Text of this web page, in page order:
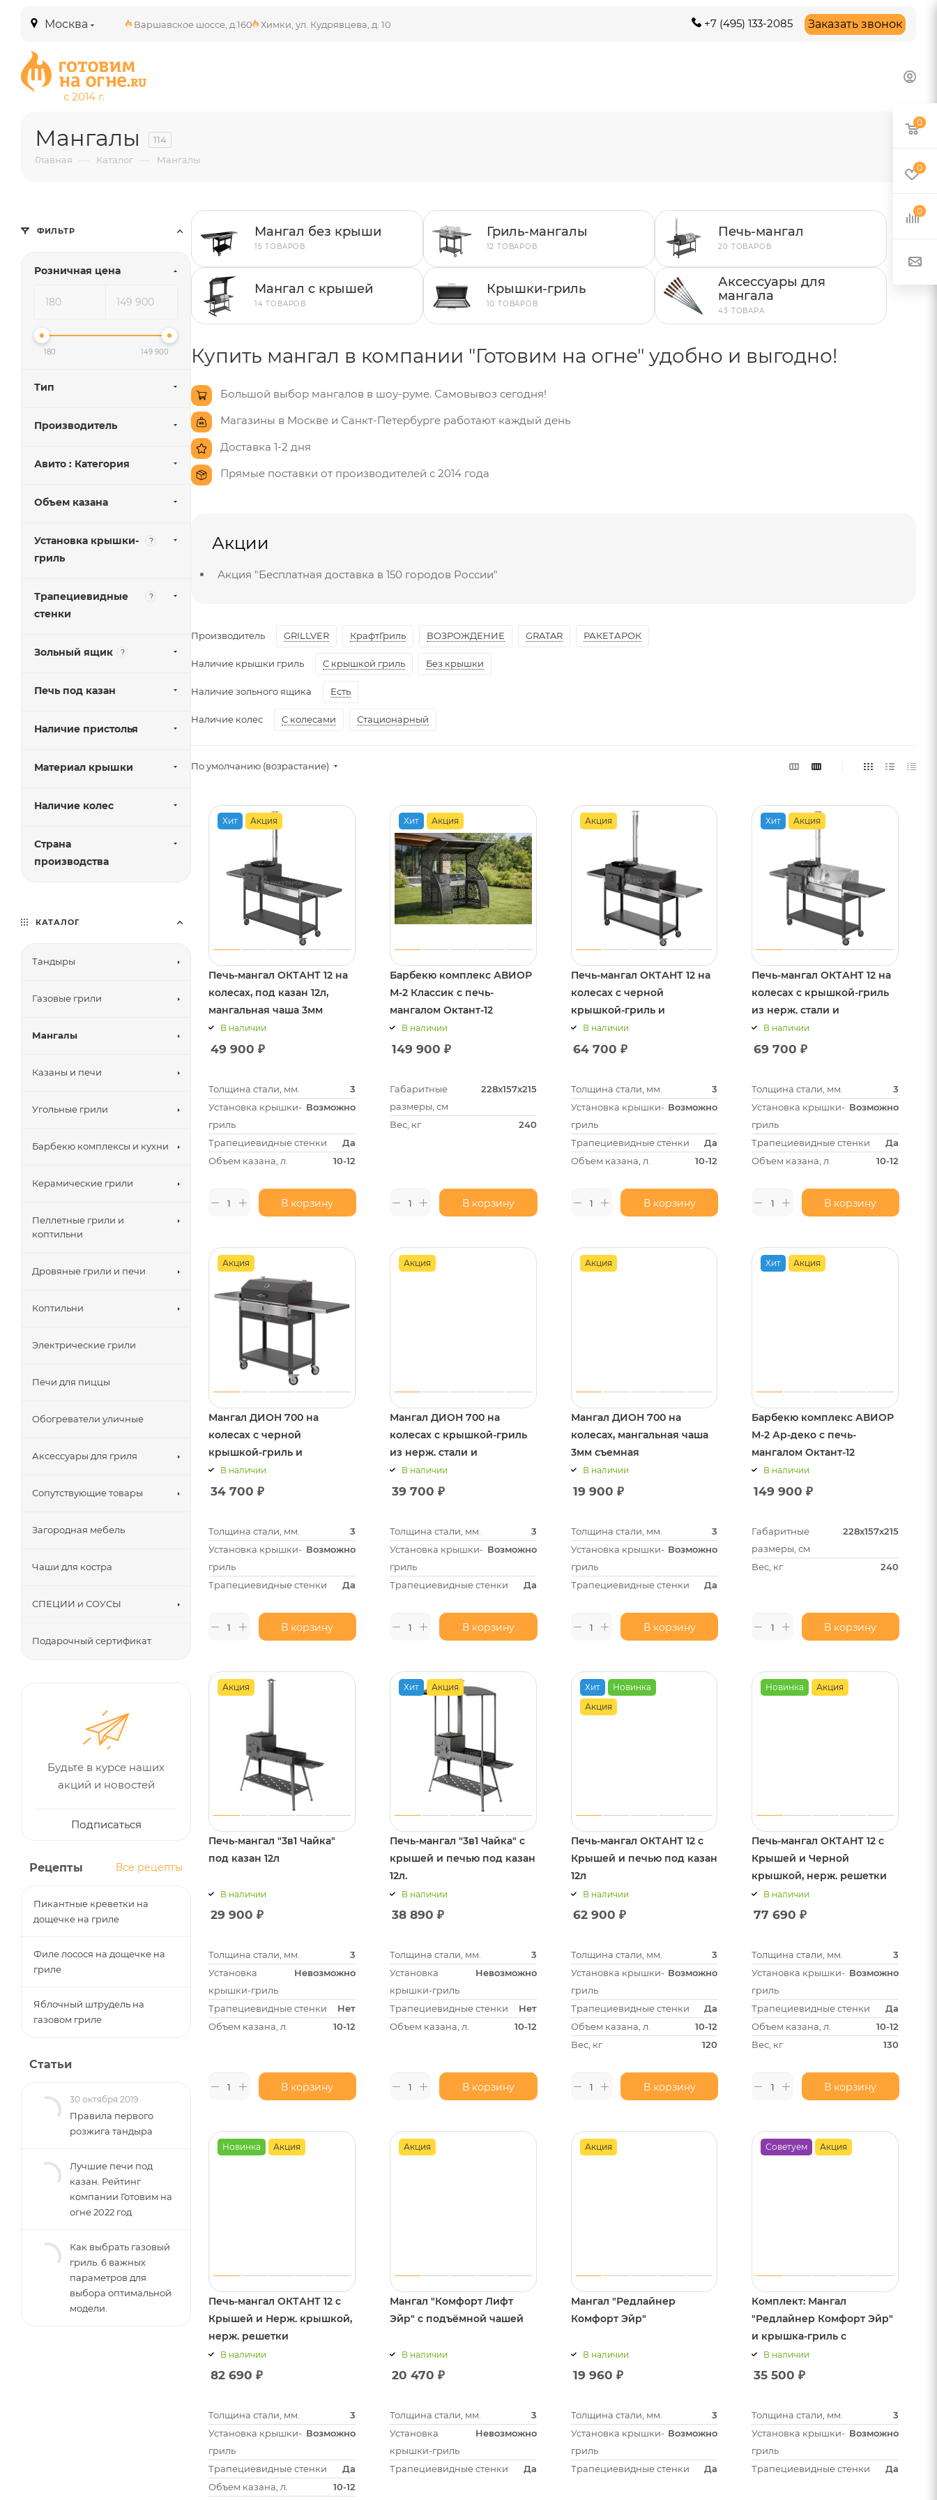
Москва Варшавское шоссе, д.160 Химки, ул. Кудрявцева, д. 10 +7 (495) 133-2085 Заказать звонок
Мангалы
114
Главная
— Каталог — Мангалы
Мангал без крыши
15 ТОВАРОВ
Гриль-мангалы
12 ТОВАРОВ
Печь-мангал
20 ТОВАРОВ
Мангал с крышей
14 ТОВАРОВ
Крышки-гриль
10 ТОВАРОВ
Аксессуары для
мангала
43 ТОВАРА
Купить мангал в компании "Готовим на огне" удобно и выгодно!
Большой выбор мангалов в шоу-руме. Самовывоз сегодня!
Магазины в Москве и Санкт-Петербурге работают каждый день
Доставка 1-2 дня
Прямые поставки от производителей с 2014 года
Акции
Акция "Бесплатная доставка в 150 городов России"
Производитель GRILLVER КрафтГриль ВОЗРОЖДЕНИЕ GRATAR РАКЕТАРОК
Наличие крышки гриль С крышкой гриль Без крышки
Наличие зольного ящика Есть
Наличие колес С колесами Стационарный
По умолчанию (возрастание)
Хит Акция
Печь-мангал ОКТАНТ 12 на
колесах, под казан 12л,
мангальная чаша 3мм
съемная
В наличии
49 900 ₽
Толщина стали, мм.
3
Установка крышки-
гриль
Возможно
Трапециевидные стенки
Да
Объем казана, л.
10-12
В корзину
Хит Акция
Барбекю комплекс АВИОР
М-2 Классик с печь-
мангалом Октант-12
В наличии
149 900 ₽
Габаритные
размеры, см
228х157х215
Вес, кг 240
В корзину
Акция
Печь-мангал ОКТАНТ 12 на
колесах с черной
крышкой-гриль и
решетками из нерж. стали
В наличии
64 700 ₽
Толщина стали, мм.
3
Установка крышки-
гриль
Возможно
Трапециевидные стенки
Да
Объем казана, л.
10-12
В корзину
Хит Акция
Печь-мангал ОКТАНТ 12 на
колесах с крышкой-гриль
из нерж. стали и
решетками
В наличии
69 700 ₽
Толщина стали, мм.
3
Установка крышки-
гриль
Возможно
Трапециевидные стенки
Да
Объем казана, л.
10-12
В корзину
Акция
Мангал ДИОН 700 на
колесах с черной
крышкой-гриль и
решетками из нерж. стали
В наличии
34 700 ₽
Толщина стали, мм.
3
Установка крышки-
гриль
Возможно
Трапециевидные стенки Да
В корзину
Акция
Мангал ДИОН 700 на
колесах с крышкой-гриль
из нерж. стали и
решетками
В наличии
39 700 ₽
Толщина стали, мм.
3
Установка крышки-
гриль
Возможно
Трапециевидные стенки Да
В корзину
Акция
Мангал ДИОН 700 на
колесах, мангальная чаша
3мм съемная
В наличии
19 900 ₽
Толщина стали, мм.
3
Установка крышки-
гриль
Возможно
Трапециевидные стенки Да
В корзину
Хит Акция
Барбекю комплекс АВИОР
М-2 Ар-деко с печь-
мангалом Октант-12
В наличии
149 900 ₽
Габаритные
размеры, см
228х157х215
Вес, кг 240
В корзину
Акция
Печь-мангал "3в1 Чайка"
под казан 12л
В наличии
29 900 ₽
Толщина стали, мм.
3
Установка
крышки-гриль
Невозможно
Трапециевидные стенки
Нет
Объем казана, л.
10-12
В корзину
Хит Акция
Печь-мангал "3в1 Чайка" с
крышей и печью под казан
12л.
В наличии
38 890 ₽
Толщина стали, мм.
3
Установка
крышки-гриль
Невозможно
Трапециевидные стенки
Нет
Объем казана, л.
10-12
В корзину
Хит
Новинка
Акция
Печь-мангал ОКТАНТ 12 с
Крышей и печью под казан
12л
В наличии
62 900 ₽
Толщина стали, мм.
3
Установка крышки-
гриль
Возможно
Трапециевидные стенки
Да
Объем казана, л.
10-12
Вес, кг
120
В корзину
Новинка Акция
Печь-мангал ОКТАНТ 12 с
Крышей и Черной
крышкой, нерж. решетки
В наличии
77 690 ₽
Толщина стали, мм.
3
Установка крышки-
гриль
Возможно
Трапециевидные стенки
Да
Объем казана, л.
10-12
Вес, кг
130
В корзину
Новинка Акция
Печь-мангал ОКТАНТ 12 с
Крышей и Нерж. крышкой,
нерж. решетки
В наличии
82 690 ₽
Толщина стали, мм.
3
Установка крышки-
гриль
Возможно
Трапециевидные стенки
Да
Объем казана, л.
10-12
Акция
Мангал "Комфорт Лифт
Эйр" с подъёмной чашей
В наличии
20 470 ₽
Толщина стали, мм.
3
Установка
крышки-гриль
Невозможно
Трапециевидные стенки Да
Акция
Мангал "Редлайнер
Комфорт Эйр"
В наличии
19 960 ₽
Толщина стали, мм.
3
Установка крышки-
гриль
Возможно
Трапециевидные стенки Да
Советуем Акция
Комплект: Мангал
"Редлайнер Комфорт Эйр"
и крышка-гриль с
решеткой барбекю
В наличии
35 500 ₽
Толщина стали, мм.
3
Установка крышки-
гриль
Возможно
Трапециевидные стенки Да
ФИЛЬТР
Розничная цена
180 149 900
Тип
Производитель
Авито : Категория
Объем казана
Установка крышки-
гриль
?
Трапециевидные
стенки
?
Зольный ящик ?
Печь под казан
Наличие пристолья
Материал крышки
Наличие колес
Страна
производства
КАТАЛОГ
Тандыры
Газовые грили
Мангалы
Казаны и печи
Угольные грили
Барбекю комплексы и кухни
Керамические грили
Пеллетные грили и
коптильни
Дровяные грили и печи
Коптильни
Электрические грили
Печи для пиццы
Обогреватели уличные
Аксессуары для гриля
Сопутствующие товары
Загородная мебель
Чаши для костра
СПЕЦИИ и СОУСЫ
Подарочный сертификат
Будьте в курсе наших
акций и новостей
Подписаться
Рецепты Все рецепты
Пикантные креветки на
дощечке на гриле
Филе лосося на дощечке на
гриле
Яблочный штрудель на
газовом гриле
Статьи
30 октября 2019
Правила первого
розжига тандыра
Лучшие печи под
казан. Рейтинг
компании Готовим на
огне 2022 год
Как выбрать газовый
гриль. 6 важных
параметров для
выбора оптимальной
модели.
0
0
0